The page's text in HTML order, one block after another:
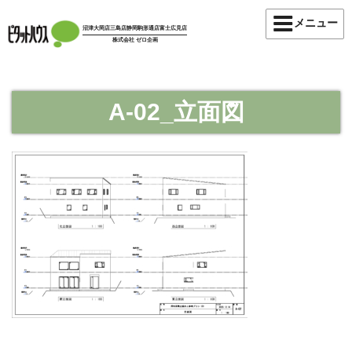
ン
テ
沼津大岡店三島店静岡駒形通店富士広見店
株式会社 ゼロ企画
メニュー
A-02_立面図